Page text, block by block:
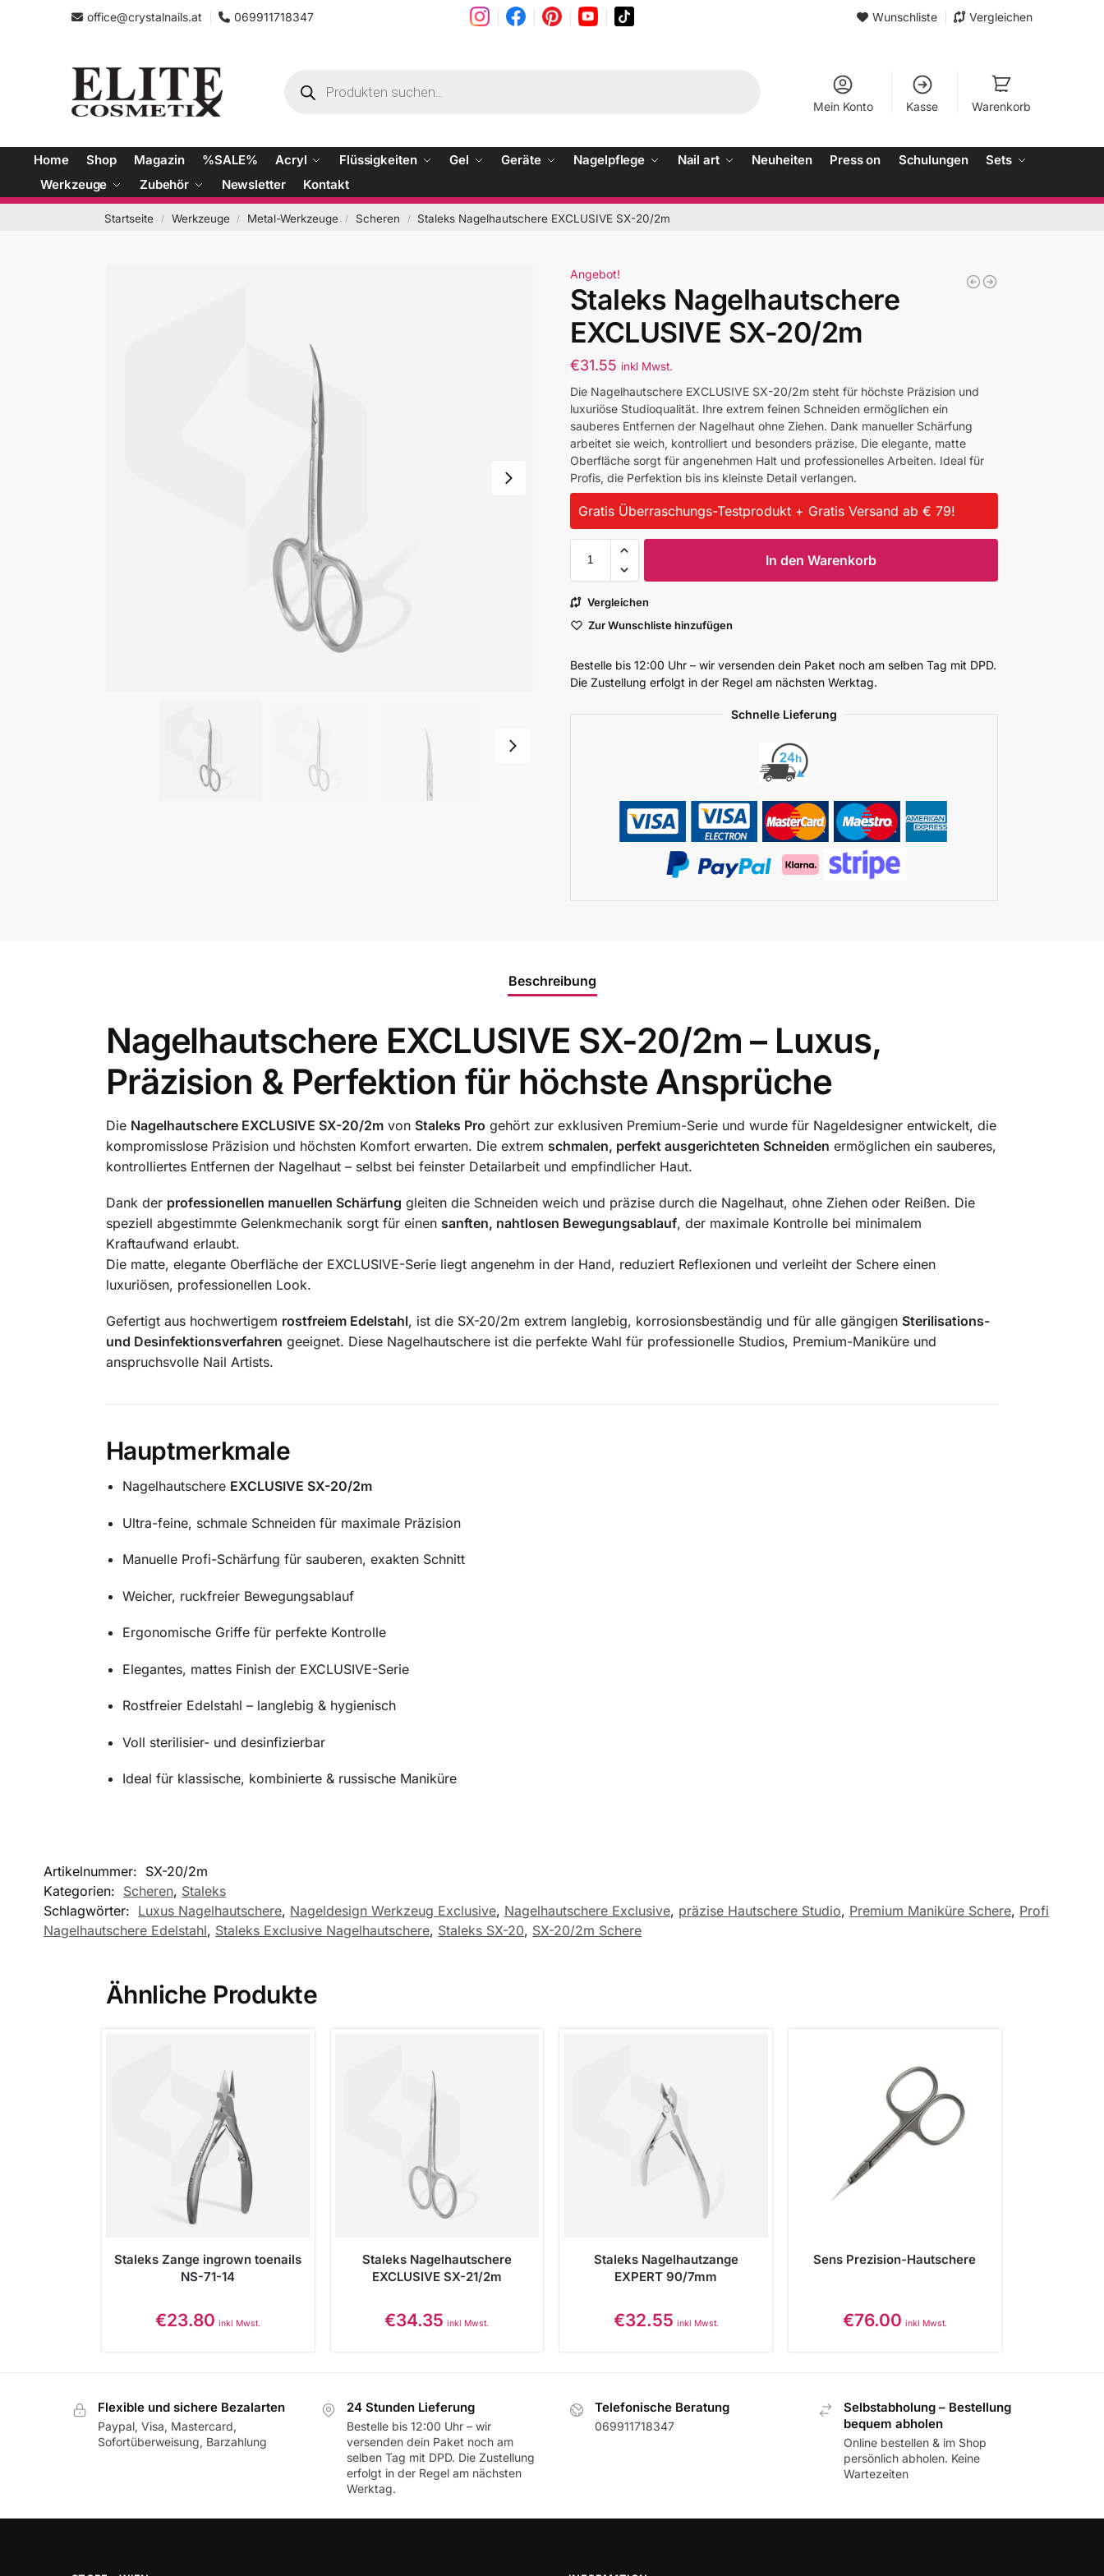
office@crystalnails.at 069911718347 Wunschliste Vergleichen
Mein Konto Kasse Warenkorb
Home Shop Magazin %SALE% Acryl Flüssigkeiten Gel Geräte Nagelpflege Nail art Neuheiten Press on Schulungen
Sets
Werkzeuge
Zubehör Newsletter Kontakt
Startseite / Werkzeuge / Metal-Werkzeuge / Scheren / Staleks Nagelhautschere EXCLUSIVE SX-20/2m
Angebot!
Staleks Nagelhautschere
EXCLUSIVE SX-20/2m
€31.55 inkl Mwst.
Die Nagelhautschere EXCLUSIVE SX-20/2m steht für höchste Präzision und
luxuriöse Studioqualität. Ihre extrem feinen Schneiden ermöglichen ein
sauberes Entfernen der Nagelhaut ohne Ziehen. Dank manueller Schärfung
arbeitet sie weich, kontrolliert und besonders präzise. Die elegante, matte
Oberfläche sorgt für angenehmen Halt und professionelles Arbeiten. Ideal für
Profis, die Perfektion bis ins kleinste Detail verlangen.
Gratis Überraschungs-Testprodukt + Gratis Versand ab € 79!
In den Warenkorb
Vergleichen
Zur Wunschliste hinzufügen
Bestelle bis 12:00 Uhr – wir versenden dein Paket noch am selben Tag mit DPD.
Die Zustellung erfolgt in der Regel am nächsten Werktag.
Schnelle Lieferung
Beschreibung
Nagelhautschere EXCLUSIVE SX-20/2m – Luxus,
Präzision & Perfektion für höchste Ansprüche
Die Nagelhautschere EXCLUSIVE SX-20/2mvon Staleks Pro gehört zur exklusiven Premium-Serie und wurde für Nageldesigner entwickelt, die
kompromisslose Präzision und höchsten Komfort erwarten. Die extrem schmalen, perfekt ausgerichteten Schneiden ermöglichen ein sauberes,
kontrolliertes Entfernen der Nagelhaut – selbst bei feinster Detailarbeit und empfindlicher Haut.
Dank der professionellen manuellen Schärfung gleiten die Schneiden weich und präzise durch die Nagelhaut, ohne Ziehen oder Reißen. Die
speziell abgestimmte Gelenkmechanik sorgt für einen sanften, nahtlosen Bewegungsablauf, der maximale Kontrolle bei minimalem
Kraftaufwand erlaubt.
Die matte, elegante Oberfläche der EXCLUSIVE-Serie liegt angenehm in der Hand, reduziert Reflexionen und verleiht der Schere einen
luxuriösen, professionellen Look.
Gefertigt aus hochwertigem rostfreiem Edelstahl, ist die SX-20/2m extrem langlebig, korrosionsbeständig und für alle gängigen Sterilisations-
und Desinfektionsverfahren geeignet. Diese Nagelhautschere ist die perfekte Wahl für professionelle Studios, Premium-Maniküre und
anspruchsvolle Nail Artists.
Hauptmerkmale
Nagelhautschere EXCLUSIVE SX-20/2m
Ultra-feine, schmale Schneiden für maximale Präzision
Manuelle Profi-Schärfung für sauberen, exakten Schnitt
Weicher, ruckfreier Bewegungsablauf
Ergonomische Griffe für perfekte Kontrolle
Elegantes, mattes Finish der EXCLUSIVE-Serie
Rostfreier Edelstahl – langlebig & hygienisch
Voll sterilisier- und desinfizierbar
Ideal für klassische, kombinierte & russische Maniküre
Artikelnummer: SX-20/2m
Kategorien: Scheren, Staleks
Schlagwörter: Luxus Nagelhautschere, Nageldesign Werkzeug Exclusive, Nagelhautschere Exclusive, präzise Hautschere Studio, Premium Maniküre Schere, Profi
Nagelhautschere Edelstahl, Staleks Exclusive Nagelhautschere, Staleks SX-20, SX-20/2m Schere
Ähnliche Produkte
Staleks Zange ingrown toenails
NS-71-14
€23.80 inkl Mwst.
Staleks Nagelhautschere
EXCLUSIVE SX-21/2m
€34.35 inkl Mwst.
Staleks Nagelhautzange
EXPERT 90/7mm
€32.55 inkl Mwst.
Sens Prezision-Hautschere
€76.00 inkl Mwst.
Flexible und sichere Bezalarten
Paypal, Visa, Mastercard,
Sofortüberweisung, Barzahlung
24 Stunden Lieferung
Bestelle bis 12:00 Uhr – wir
versenden dein Paket noch am
selben Tag mit DPD. Die Zustellung
erfolgt in der Regel am nächsten
Werktag.
Telefonische Beratung
069911718347
Selbstabholung – Bestellung
bequem abholen
Online bestellen & im Shop
persönlich abholen. Keine
Wartezeiten